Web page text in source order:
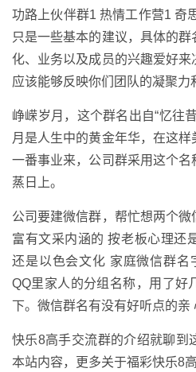
功路上伙伴群1 热情工作营1 奇
只是一些基本的建议，具体的
化、业务以及成员的兴趣爱好
应该能够反映你们团队的凝聚力
峥嵘岁月，这个群名出自“忆往
月是人生中的黄金年华，在这
一番事业来，公司群采用这个
蒸日上。
公司要建微信群，帮忙想两个
富有文采内涵的 按老板心理还
还是以色会文化 家庭微信群
QQ里家人的分组名称，用了好
下。微信群名有没有好听点的亲
快乐8高手交流群的介绍就聊到
本站内容，更多关于福彩快乐8